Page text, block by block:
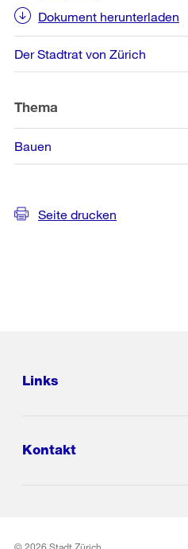
Dokument herunterladen
Der Stadtrat von Zürich
Thema
Bauen
Seite drucken
Links
Kontakt
© 2026 Stadt Zürich